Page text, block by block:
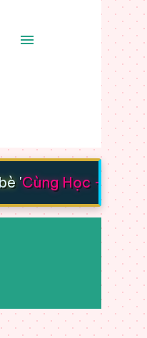
'Cùng Học - Cùng